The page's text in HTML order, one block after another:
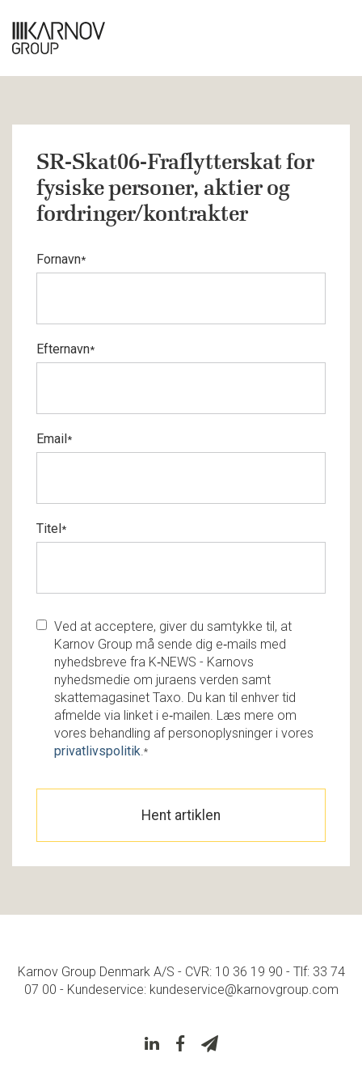
SR-Skat06-Fraflytterskat for
fysiske personer, aktier og
fordringer/kontrakter
Fornavn*
Efternavn*
Email*
Titel*
Ved at acceptere, giver du samtykke til, at
Karnov Group må sende dig e‑mails med
nyhedsbreve fra K‑NEWS - Karnovs
nyhedsmedie om juraens verden samt
skattemagasinet Taxo. Du kan til enhver tid
afmelde via linket i e‑mailen. Læs mere om
vores behandling af personoplysninger i vores
privatlivspolitik.*
Karnov Group Denmark A/S - CVR: 10 36 19 90 - Tlf: 33 74
07 00 - Kundeservice: kundeservice@karnovgroup.com